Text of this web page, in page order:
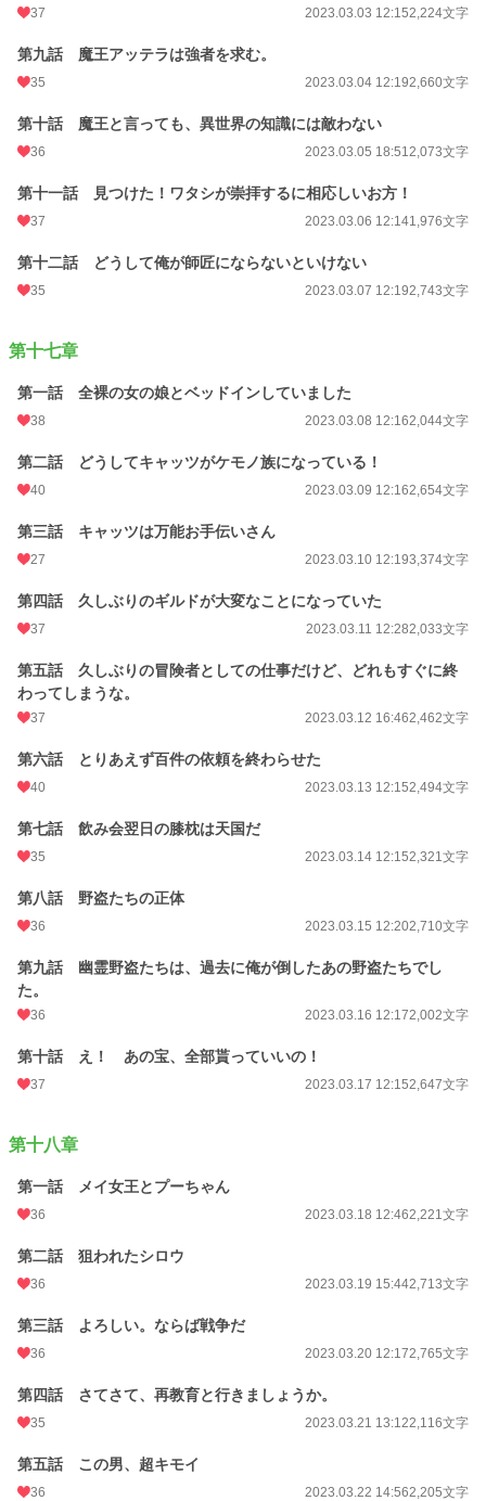
37 2023.03.03 12:152,224文字
第九話 魔王アッテラは強者を求む。
35 2023.03.04 12:192,660文字
第十話 魔王と言っても、異世界の知識には敵わない
36 2023.03.05 18:512,073文字
第十一話 見つけた！ワタシが崇拝するに相応しいお方！
37 2023.03.06 12:141,976文字
第十二話 どうして俺が師匠にならないといけない
35 2023.03.07 12:192,743文字
第十七章
第一話 全裸の女の娘とベッドインしていました
38 2023.03.08 12:162,044文字
第二話 どうしてキャッツがケモノ族になっている！
40 2023.03.09 12:162,654文字
第三話 キャッツは万能お手伝いさん
27 2023.03.10 12:193,374文字
第四話 久しぶりのギルドが大変なことになっていた
37 2023.03.11 12:282,033文字
第五話 久しぶりの冒険者としての仕事だけど、どれもすぐに終
わってしまうな。
37 2023.03.12 16:462,462文字
第六話 とりあえず百件の依頼を終わらせた
40 2023.03.13 12:152,494文字
第七話 飲み会翌日の膝枕は天国だ
35 2023.03.14 12:152,321文字
第八話 野盗たちの正体
36 2023.03.15 12:202,710文字
第九話 幽霊野盗たちは、過去に俺が倒したあの野盗たちでし
た。
36 2023.03.16 12:172,002文字
第十話 え！ あの宝、全部貰っていいの！
37 2023.03.17 12:152,647文字
第十八章
第一話 メイ女王とプーちゃん
36 2023.03.18 12:462,221文字
第二話 狙われたシロウ
36 2023.03.19 15:442,713文字
第三話 よろしい。ならば戦争だ
36 2023.03.20 12:172,765文字
第四話 さてさて、再教育と行きましょうか。
35 2023.03.21 13:122,116文字
第五話 この男、超キモイ
36 2023.03.22 14:562,205文字